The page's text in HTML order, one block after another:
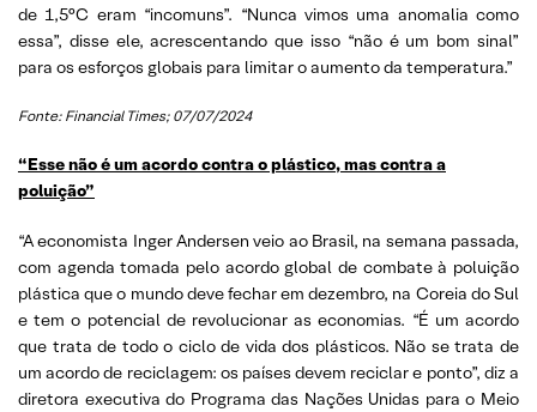
de 1,5°C eram “incomuns”. “Nunca vimos uma anomalia como
essa”, disse ele, acrescentando que isso “não é um bom sinal”
para os esforços globais para limitar o aumento da temperatura.”
Fonte: Financial Times; 07/07/2024
“Esse não é um acordo contra o plástico, mas contra a
poluição”
“A economista Inger Andersen veio ao Brasil, na semana passada,
com agenda tomada pelo acordo global de combate à poluição
plástica que o mundo deve fechar em dezembro, na Coreia do Sul
e tem o potencial de revolucionar as economias. “É um acordo
que trata de todo o ciclo de vida dos plásticos. Não se trata de
um acordo de reciclagem: os países devem reciclar e ponto”, diz a
diretora executiva do Programa das Nações Unidas para o Meio